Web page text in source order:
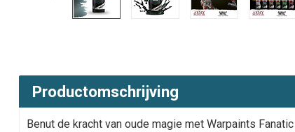
Productomschrijving
Benut de kracht van oude magie met Warpaints